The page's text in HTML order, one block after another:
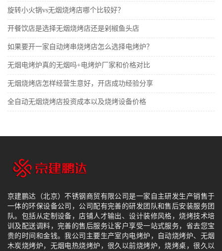
旋转小火锅vs无烟烧烤店哪个比较好？
开餐饮店是选择无烟烧烤店还是剁椒鱼头店
如果要开一家自动烤串烧烤店怎么选择电烤炉？
无烟电烤炉真的无烟吗+电烤炉厂家和价格对比
无烟烧烤店怎样经营生意好，开店成功经验分享
全自动无烟烧烤店投资成本以及烧烤设备价格
京建鹏达（北京）不锈钢商贸有限公司是一家自主研发生产销售于
一体的环保设备公司，公司配有完善的研发团队和售后安装服务团
队。包括从定制设备，店铺人才输出、设计装修风格，烧烤技术培
训及配送调料，完善的售后服务让客户享受一站式服务，省去您宝
贵的时间和金钱。我公司主要生产室内电烤炉，自动烧烤炉、无烟
木炭烧烤炉，无烟电热烧烤炉，很久以前烧烤炉，烧烤桌，很久以